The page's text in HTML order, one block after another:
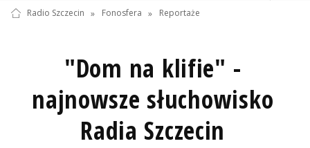
Radio Szczecin » Fonosfera » Reportaże
"Dom na klifie" -
najnowsze słuchowisko
Radia Szczecin